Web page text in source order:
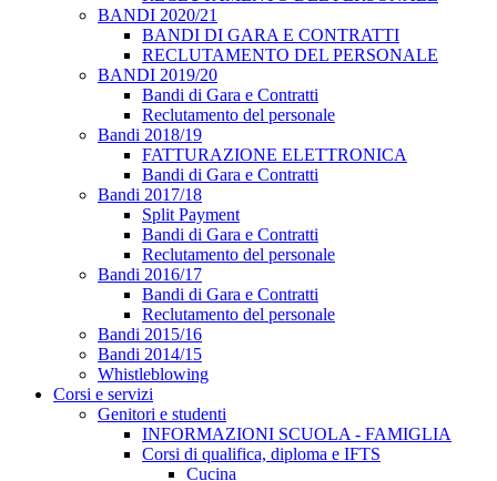
BANDI 2020/21
BANDI DI GARA E CONTRATTI
RECLUTAMENTO DEL PERSONALE
BANDI 2019/20
Bandi di Gara e Contratti
Reclutamento del personale
Bandi 2018/19
FATTURAZIONE ELETTRONICA
Bandi di Gara e Contratti
Bandi 2017/18
Split Payment
Bandi di Gara e Contratti
Reclutamento del personale
Bandi 2016/17
Bandi di Gara e Contratti
Reclutamento del personale
Bandi 2015/16
Bandi 2014/15
Whistleblowing
Corsi e servizi
Genitori e studenti
INFORMAZIONI SCUOLA - FAMIGLIA
Corsi di qualifica, diploma e IFTS
Cucina